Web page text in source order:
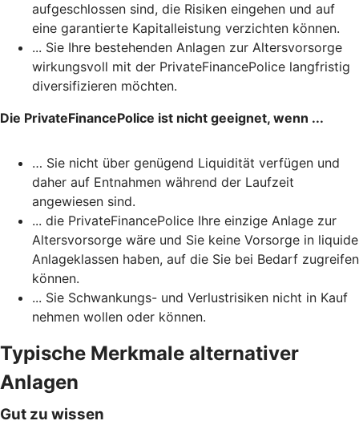
aufgeschlossen sind, die Risiken eingehen und auf
eine garantierte Kapitalleistung verzichten können.
... Sie Ihre bestehenden Anlagen zur Altersvorsorge
wirkungsvoll mit der PrivateFinancePolice langfristig
diversifizieren möchten.
Die PrivateFinancePolice ist nicht geeignet, wenn ...
… Sie nicht über genügend Liquidität verfügen und
daher auf Entnahmen während der Laufzeit
angewiesen sind.
... die PrivateFinancePolice Ihre einzige Anlage zur
Altersvorsorge wäre und Sie keine Vorsorge in liquide
Anlageklassen haben, auf die Sie bei Bedarf zugreifen
können.
... Sie Schwankungs- und Verlustrisiken nicht in Kauf
nehmen wollen oder können.
Typische Merkmale alternativer
Anlagen
Gut zu wissen